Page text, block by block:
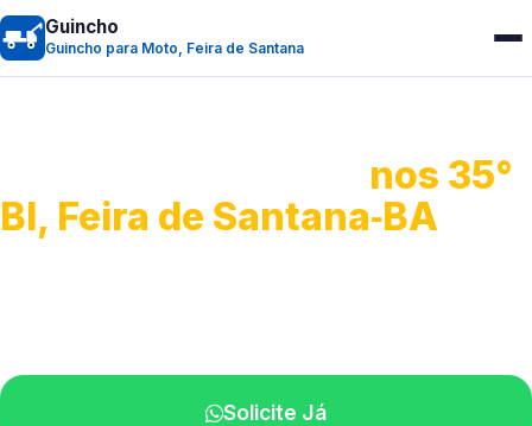
Guincho
Guincho para Moto, Feira de Santana
nos 35°
BI, Feira de Santana‑BA
Solicite Já